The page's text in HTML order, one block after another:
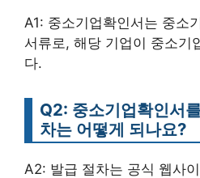
A1: 중소기업확인서는 중소
서류로, 해당 기업이 중소기
다.
Q2: 중소기업확인서
차는 어떻게 되나요?
A2: 발급 절차는 공식 웹사